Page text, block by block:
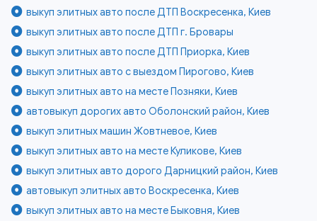
выкуп элитных авто после ДТП Воскресенка, Киев
выкуп элитных авто после ДТП г. Бровары
выкуп элитных авто после ДТП Приорка, Киев
выкуп элитных авто с выездом Пирогово, Киев
выкуп элитных авто на месте Позняки, Киев
автовыкуп дорогих авто Оболонский район, Киев
выкуп элитных машин Жовтневое, Киев
выкуп элитных авто на месте Куликове, Киев
выкуп элитных авто дорого Дарницкий район, Киев
автовыкуп элитных авто Воскресенка, Киев
выкуп элитных авто на месте Быковня, Киев